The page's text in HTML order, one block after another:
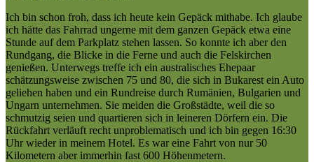
Ich bin schon froh, dass ich heute kein Gepäck mithabe. Ich glaube
ich hätte das Fahrrad ungerne mit dem ganzen Gepäck etwa eine
Stunde auf dem Parkplatz stehen lassen. So konnte ich aber den
Rundgang, die Blicke in die Ferne und auch die Felskirchen
genießen. Unterwegs treffe ich ein australisches Ehepaar
schätzungsweise zwischen 75 und 80, die sich in Bukarest ein Auto
geliehen haben und ein Rundreise durch Rumänien, Bulgarien und
Ungarn unternehmen. Sie meiden die Großstädte, weil die so
schmutzig seien und quartieren sich in leineren Dörfern ein. Die
Rückfahrt verläuft recht unproblematisch und ich bin gegen 16:30
Uhr wieder in meinem Hotel. Es war eine Fahrt von nur 50
Kilometern aber immerhin fast 600 Höhenmetern.